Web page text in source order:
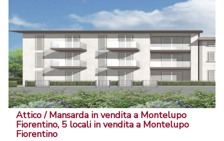
Attico / Mansarda in vendita a Montelupo
Fiorentino, 5 locali in vendita a Montelupo
Fiorentino